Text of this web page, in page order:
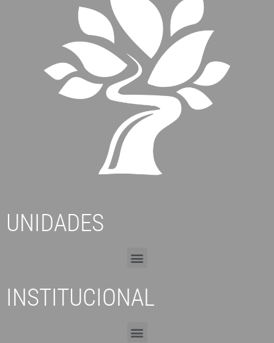
UNIDADES
INSTITUCIONAL